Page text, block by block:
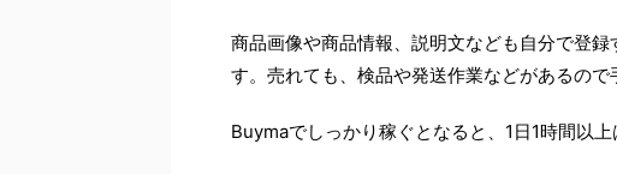
商品画像や商品情報、説明文なども自分で登
す。売れても、検品や発送作業などがあるので
Buymaでしっかり稼ぐとなると、1日1時間以